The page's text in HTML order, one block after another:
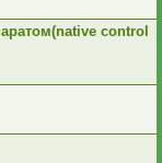
control